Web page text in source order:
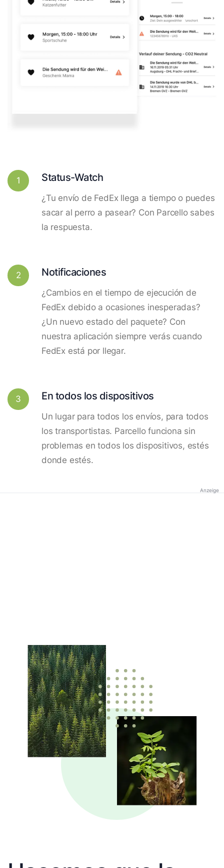
1 Status-Watch
¿Tu envío de FedEx llega a tiempo o puedes
sacar al perro a pasear? Con Parcello sabes
la respuesta.
2 Notificaciones
¿Cambios en el tiempo de ejecución de
FedEx debido a ocasiones inesperadas?
¿Un nuevo estado del paquete? Con
nuestra aplicación siempre verás cuando
FedEx está por llegar.
3 En todos los dispositivos
Un lugar para todos los envíos, para todos
los transportistas. Parcello funciona sin
problemas en todos los dispositivos, estés
donde estés.
Anzeige